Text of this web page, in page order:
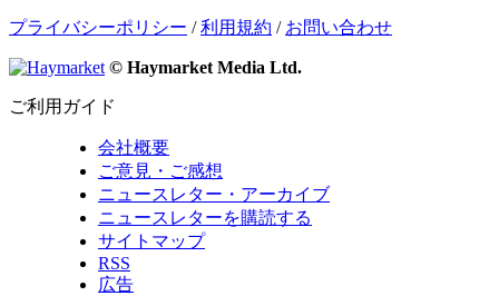
プライバシーポリシー /利用規約 / お問い合わせ
© Haymarket Media Ltd.
ご利用ガイド
会社概要
ご意見・ご感想
ニュースレター・アーカイブ
ニュースレターを購読する
サイトマップ
RSS
広告